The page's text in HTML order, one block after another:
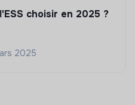
choisir en 2025 ?
2025